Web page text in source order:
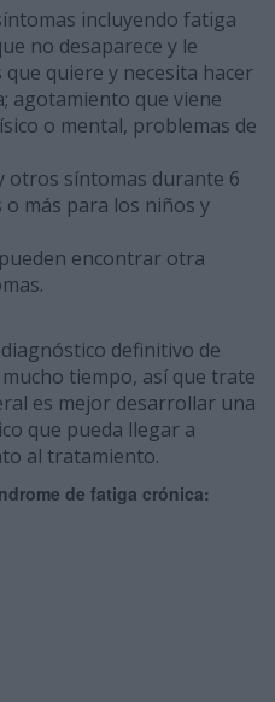
incluyendo fatiga
no desaparece y le
que quiere y necesita hacer
agotamiento que viene
o mental, problemas de
otros síntomas durante 6
o más para los niños y
encontrar otra
definitivo de
tiempo, así que trate
es mejor desarrollar una
que pueda llegar a
al tratamiento.
de fatiga crónica: